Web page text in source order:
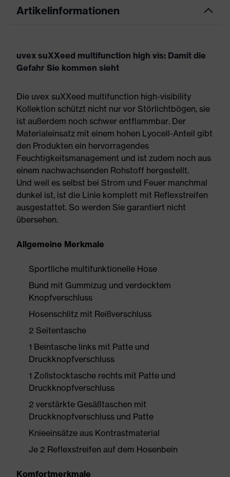
Artikelinformationen
uvex suXXeed multifunction high vis: Damit die
Gefahr Sie kommen sieht
Die uvex suXXeed multifunction high-visibility
Kollektion schützt nicht nur vor Störlichtbögen, sie
ist außerdem noch schwer entflammbar. Der
Materialeinsatz mit einem hohen Lyocell-Anteil gibt
den Produkten ein hervorragendes
Feuchtigkeitsmanagement und ist zudem noch aus
einem nachwachsenden Rohstoff hergestellt.
Und weil es selbst bei Strom und Feuer manchmal
dunkel ist, ist die Linie komplett mit Reflexstreifen
ausgestattet. So werden Sie garantiert nicht
übersehen.
Allgemeine Merkmale
Sportliche multifunktionelle Hose
Bund mit Gummizug und verdecktem
Knopfverschluss
Hosenschlitz mit Reißverschluss
2 Seitentasche
1 Beintasche links mit Patte und
Druckknopfverschluss
1 Zollstocktasche rechts mit Patte und
Druckknopfverschluss
2 verstärkte Gesäßtaschen mit
Druckknopfverschluss und Patte
Knieeinsätze aus Kontrastmaterial
Je 2 Reflexstreifen auf dem Hosenbein
Komfortmerkmale